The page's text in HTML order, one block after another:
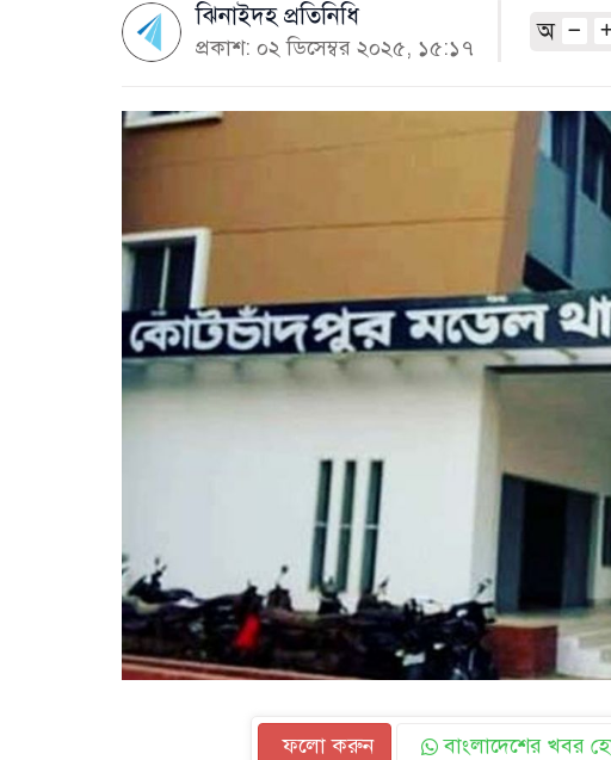
ঝিনাইদহ প্রতিনিধি
প্রকাশ: ০২ ডিসেম্বর ২০২৫, ১৫:১৭
অ
ফলো করুন বাংলাদেশের খবর